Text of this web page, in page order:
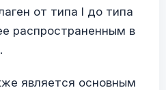
от типа I до типа
распространенным в
является основным